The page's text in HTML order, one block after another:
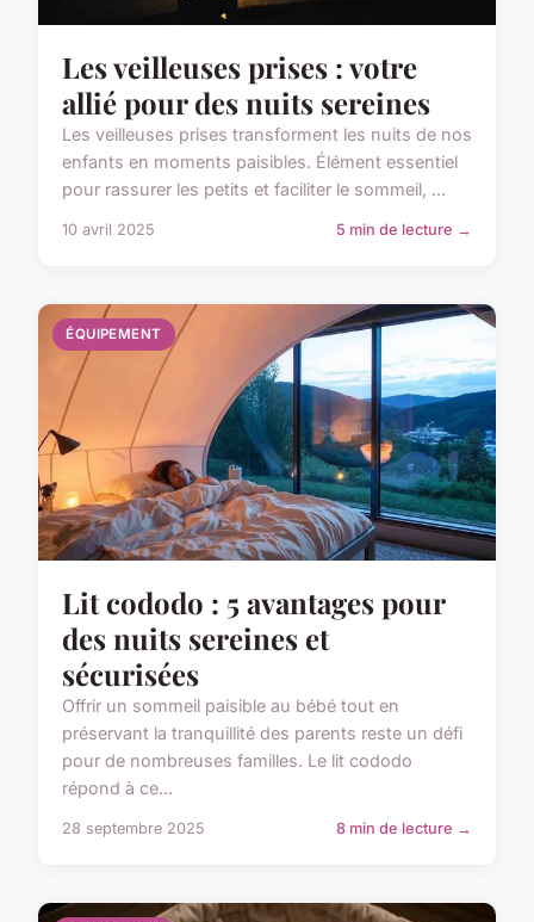
Les veilleuses prises : votre
allié pour des nuits sereines
Les veilleuses prises transforment les nuits de nos
enfants en moments paisibles. Élément essentiel
pour rassurer les petits et faciliter le sommeil, ...
10 avril 2025 5 min de lecture →
ÉQUIPEMENT
Lit cododo : 5 avantages pour
des nuits sereines et
sécurisées
Offrir un sommeil paisible au bébé tout en
préservant la tranquillité des parents reste un défi
pour de nombreuses familles. Le lit cododo
répond à ce...
28 septembre 2025 8 min de lecture →